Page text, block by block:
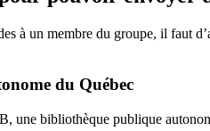
à un membre du groupe, il faut
du Québec
une bibliothèque publique